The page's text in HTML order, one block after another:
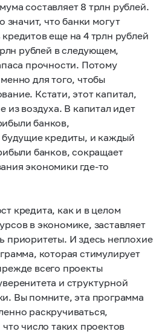
составляет 8 трлн рублей.
значит, что банки могут
еще на 4 трлн рублей
рублей в следующем,
прочности. Потому
для того, чтобы
Кстати, этот капитал,
из воздуха. В капитал идет
банков,
будущие кредиты, и каждый
банков, сокращает
экономики где-то
кредита, как и в целом
в экономике, заставляет
приоритеты. И здесь неплохие
которая стимулирует
всего проекты
и структурной
Вы помните, эта программа
раскручиваться,
число таких проектов